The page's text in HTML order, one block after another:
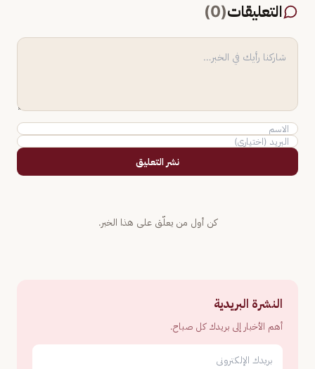
التعليقات(
0
)
نشر التعليق
كن أول من يعلّق على هذا الخبر.
النشرة البريدية
أهم الأخبار إلى بريدك كل صباح.